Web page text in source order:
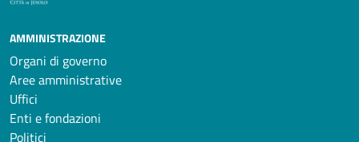
AMMINISTRAZIONE
Organi di governo
Aree amministrative
Uffici
Enti e fondazioni
Politici